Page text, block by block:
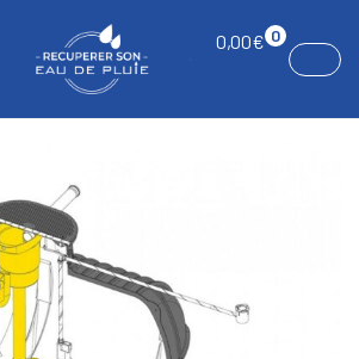
0,00€ 0